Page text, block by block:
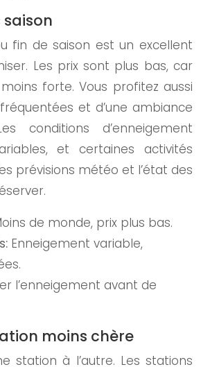
fin de saison est un excellent
Les prix sont plus bas, car
forte. Vous profitez aussi
et d’une ambiance
conditions d’enneigement
et certaines activités
prévisions météo et l’état des
de monde, prix plus bas.
Enneigement variable,
l’enneigement avant de
moins chère
station à l’autre. Les stations